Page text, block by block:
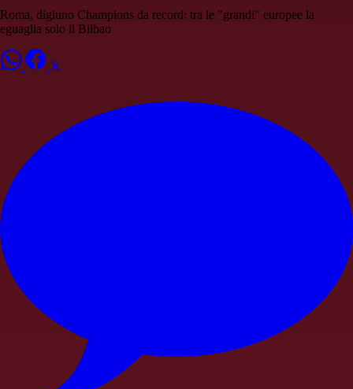
Roma, digiuno Champions da record: tra le "grandi" europee la
eguaglia solo il Bilbao